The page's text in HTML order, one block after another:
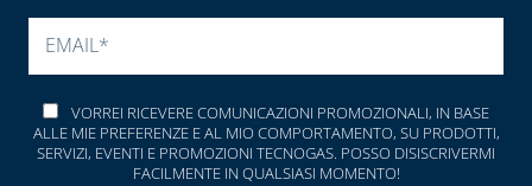
VORREI RICEVERE COMUNICAZIONI PROMOZIONALI, IN BASE
ALLE MIE PREFERENZE E AL MIO COMPORTAMENTO, SU PRODOTTI,
SERVIZI, EVENTI E PROMOZIONI TECNOGAS. POSSO DISISCRIVERMI
FACILMENTE IN QUALSIASI MOMENTO!